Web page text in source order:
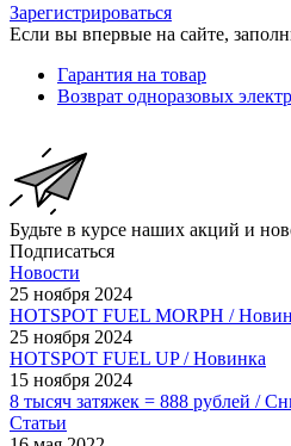
Зарегистрироваться
Если вы впервые на сайте,
Гарантия на товар
Возврат одноразовых
Будьте в курсе наших акций и
Подписаться
Новости
25 ноября 2024
HOTSPOT FUEL MORPH /
25 ноября 2024
HOTSPOT FUEL UP / Новинка
15 ноября 2024
8 тысяч затяжек = 888 рублей /
Статьи